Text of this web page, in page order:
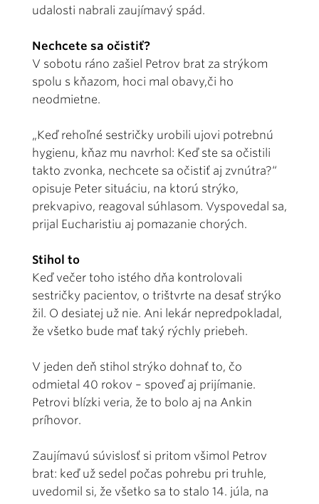
udalosti nabrali zaujímavý spád.
Nechcete sa očistiť?
V sobotu ráno zašiel Petrov brat za strýkom
spolu s kňazom, hoci mal obavy,či ho
neodmietne.
„Keď rehoľné sestričky urobili ujovi potrebnú
hygienu, kňaz mu navrhol: Keď ste sa očistili
takto zvonka, nechcete sa očistiť aj zvnútra?“
opisuje Peter situáciu, na ktorú strýko,
prekvapivo, reagoval súhlasom. Vyspovedal sa,
prijal Eucharistiu aj pomazanie chorých.
Stihol to
Keď večer toho istého dňa kontrolovali
sestričky pacientov, o trištvrte na desať strýko
žil. O desiatej už nie. Ani lekár nepredpokladal,
že všetko bude mať taký rýchly priebeh.
V jeden deň stihol strýko dohnať to, čo
odmietal 40 rokov – spoveď aj prijímanie.
Petrovi blízki veria, že to bolo aj na Ankin
príhovor.
Zaujímavú súvislosť si pritom všimol Petrov
brat: keď už sedel počas pohrebu pri truhle,
uvedomil si, že všetko sa to stalo 14. júla, na